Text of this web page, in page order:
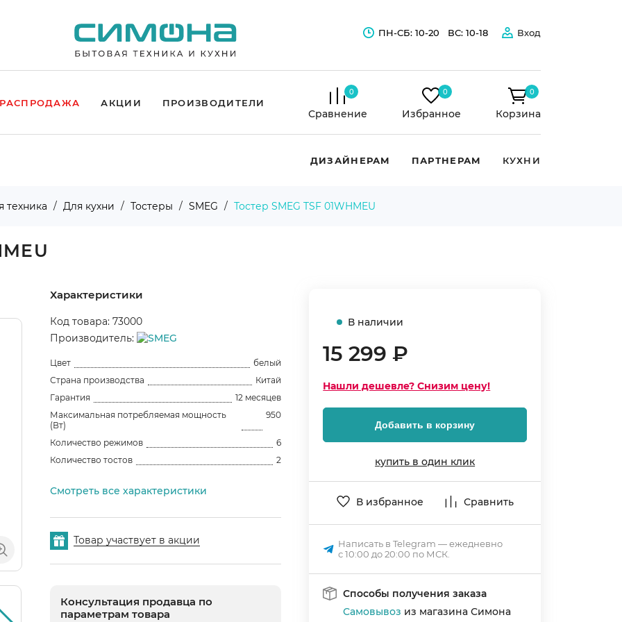
ПН-СБ: 10-20 ВС: 10-18 Вход
РАСПРОДАЖА АКЦИИ ПРОИЗВОДИТЕЛИ
Сравнение
0
Избранное
0
Корзина
0
ДИЗАЙНЕРАМ ПАРТНЕРАМ КУХНИ
техника Для кухни Тостеры SMEG Тостер SMEG TSF 01WHMEU
В наличии
15 299 ₽
Нашли дешевле? Снизим цену!
Добавить в корзину
купить в один клик
В избранное Сравнить
Написать в Telegram — ежедневно
с 10:00 до 20:00 по МСК.
Способы получения заказа
Самовывоз из магазина Симона
Характеристики
Код товара: 73000
Производитель:
Цвет
белый
Страна производства
Китай
Гарантия
12 месяцев
Максимальная потребляемая мощность
(Вт)
950
Количество режимов
6
Количество тостов
2
Смотреть все характеристики
Товар участвует в акции
Консультация продавца по
параметрам товара